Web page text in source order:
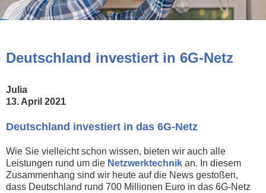
Deutschland investiert in 6G-Netz
Julia
13. April 2021
Deutschland investiert in das 6G-Netz
Wie Sie vielleicht schon wissen, bieten wir auch alle
Leistungen rund um die Netzwerktechnik an. In diesem
Zusammenhang sind wir heute auf die News gestoßen,
dass Deutschland rund 700 Millionen Euro in das 6G-Netz